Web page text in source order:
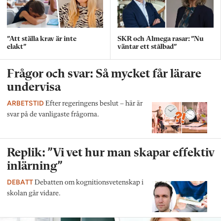
”Att ställa krav är inte
elakt”
SKR och Almega rasar: ”Nu
väntar ett stålbad”
Frågor och svar: Så mycket får lärare
undervisa
ARBETSTID Efter regeringens beslut – här är
svar på de vanligaste frågorna.
Replik: ”Vi vet hur man skapar effektiv
inlärning”
DEBATT Debatten om kognitionsvetenskap i
skolan går vidare.